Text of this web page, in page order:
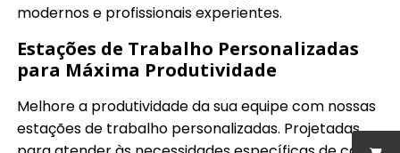
modernos e profissionais experientes.
Estações de Trabalho Personalizadas
para Máxima Produtividade
Melhore a produtividade da sua equipe com nossas
estações de trabalho personalizadas. Projetadas